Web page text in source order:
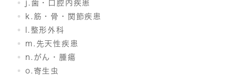
j.歯・口腔内疾患
k.筋・骨・関節疾患
l.整形外科
m.先天性疾患
n.がん・腫瘍
o.寄生虫